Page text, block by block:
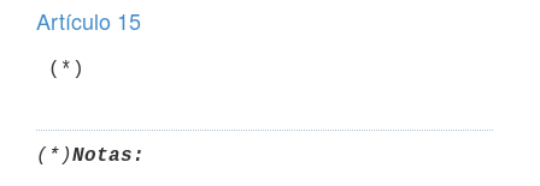
Artículo 15
(*)
(*)Notas: